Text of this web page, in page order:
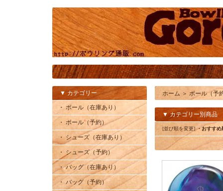
▼ カテゴリー
・ ボール（在庫あり）
・ ボール（予約）
・ シューズ（在庫あり）
・ シューズ（予約）
・ バッグ（在庫あり）
・ バッグ（予約）
ホーム ＞ ボール（予
▼ カテゴリー別商品
[並び順を変更]・おすすめ